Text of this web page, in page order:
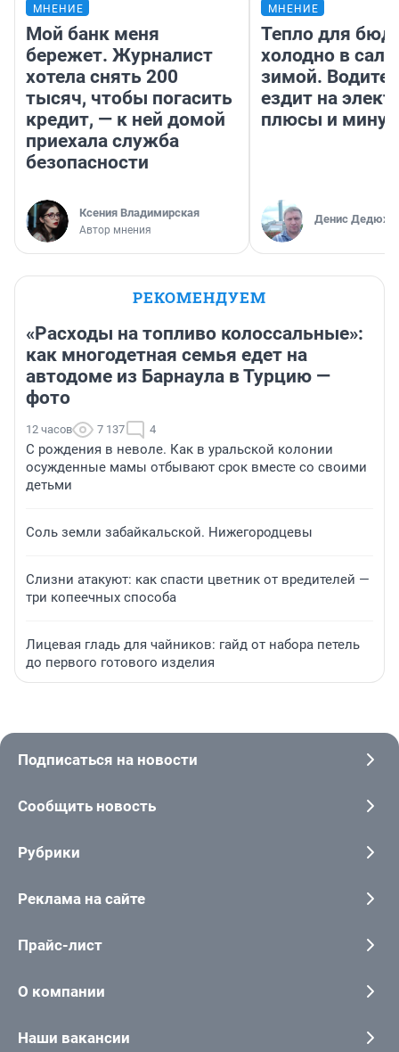
МНЕНИЕ
Мой банк меня
бережет. Журналист
хотела снять 200
тысяч, чтобы погасить
кредит, — к ней домой
приехала служба
безопасности
Ксения Владимирская
Автор мнения
МНЕНИЕ
Тепло для
холодно в
зимой.
ездит на
плюсы и
Денис
РЕКОМЕНДУЕМ
«Расходы на топливо колоссальные»:
как многодетная семья едет на
автодоме из Барнаула в Турцию —
фото
12 часов 7 137 4
С рождения в неволе. Как в уральской колонии
осужденные мамы отбывают срок вместе со своими
детьми
Соль земли забайкальской. Нижегородцевы
Слизни атакуют: как спасти цветник от вредителей —
три копеечных способа
Лицевая гладь для чайников: гайд от набора петель
до первого готового изделия
Подписаться на новости
Сообщить новость
Рубрики
Реклама на сайте
Прайс-лист
О компании
Наши вакансии